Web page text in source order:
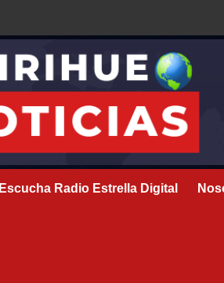
Escucha Radio Estrella Digital